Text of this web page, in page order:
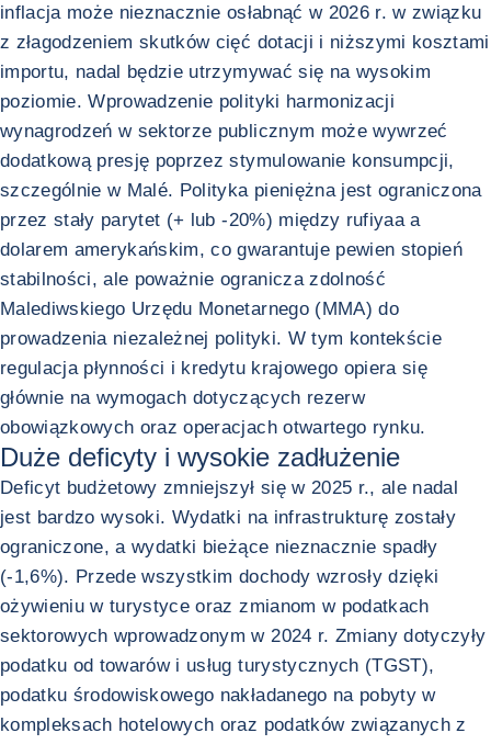
inflacja może nieznacznie osłabnąć w 2026 r. w związku
z złagodzeniem skutków cięć dotacji i niższymi kosztami
importu, nadal będzie utrzymywać się na wysokim
poziomie. Wprowadzenie polityki harmonizacji
wynagrodzeń w sektorze publicznym może wywrzeć
dodatkową presję poprzez stymulowanie konsumpcji,
szczególnie w Malé. Polityka pieniężna jest ograniczona
przez stały parytet (+ lub -20%) między rufiyaa a
dolarem amerykańskim, co gwarantuje pewien stopień
stabilności, ale poważnie ogranicza zdolność
Malediwskiego Urzędu Monetarnego (MMA) do
prowadzenia niezależnej polityki. W tym kontekście
regulacja płynności i kredytu krajowego opiera się
głównie na wymogach dotyczących rezerw
obowiązkowych oraz operacjach otwartego rynku.
Duże deficyty i wysokie zadłużenie
Deficyt budżetowy zmniejszył się w 2025 r., ale nadal
jest bardzo wysoki. Wydatki na infrastrukturę zostały
ograniczone, a wydatki bieżące nieznacznie spadły
(-1,6%). Przede wszystkim dochody wzrosły dzięki
ożywieniu w turystyce oraz zmianom w podatkach
sektorowych wprowadzonym w 2024 r. Zmiany dotyczyły
podatku od towarów i usług turystycznych (TGST),
podatku środowiskowego nakładanego na pobyty w
kompleksach hotelowych oraz podatków związanych z